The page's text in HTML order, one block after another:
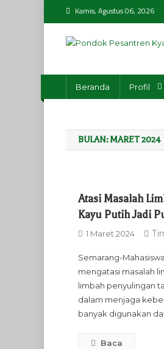
to
content
Kamis, Agustus 06, 2026
Beranda Profil
BULAN:MARET 2024
Atasi Masalah
Kayu Putih Jadi
1 Maret 2024
Semarang-
mengatasi masalah
limbah penyulingan
dalam menjaga
banyak digunakan
Baca